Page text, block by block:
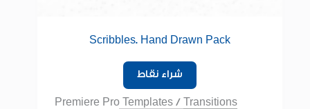
Scribbles. Hand Drawn Pack
شراء نقاط
Premiere Pro Templates/ Transitions